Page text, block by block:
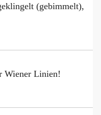
(gebimmelt),
Wiener Linien!